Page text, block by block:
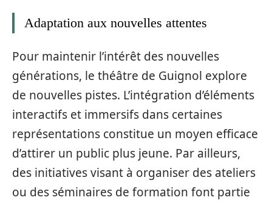
Adaptation aux nouvelles attentes
Pour maintenir l’intérêt des nouvelles
générations, le théâtre de Guignol explore
de nouvelles pistes. L’intégration d’éléments
interactifs et immersifs dans certaines
représentations constitue un moyen efficace
d’attirer un public plus jeune. Par ailleurs,
des initiatives visant à organiser des ateliers
ou des séminaires de formation font partie